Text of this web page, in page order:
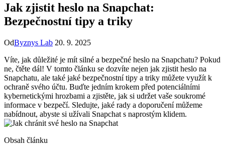
Jak zjistit heslo na Snapchat:
Bezpečnostní tipy a triky
OdByznys Lab 20. 9. 2025
Víte, jak důležité je mít silné a bezpečné heslo na Snapchatu? Pokud
ne, čtěte dál! V tomto článku se dozvíte nejen jak zjistit heslo na
Snapchatu, ale také jaké bezpečnostní tipy a triky můžete využít k
ochraně svého účtu. Buďte jedním krokem před potenciálními
kybernetickými hrozbami a zjistěte, jak si udržet vaše soukromé
informace v bezpečí. Sledujte, jaké rady a doporučení můžeme
nabídnout, abyste si užívali Snapchat s naprostým klidem.
Obsah článku